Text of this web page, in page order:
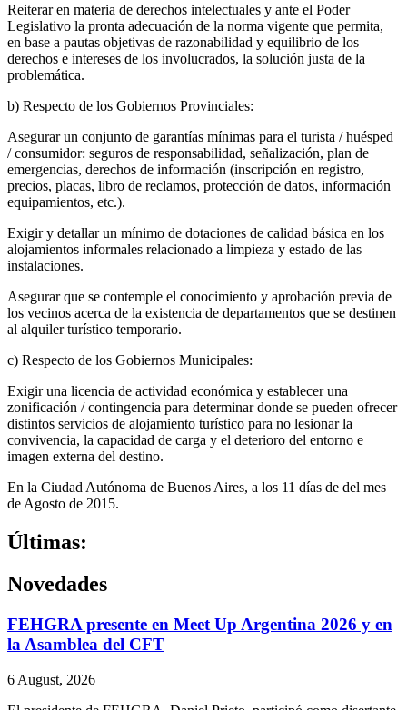
Reiterar en materia de derechos intelectuales y ante el Poder
Legislativo la pronta adecuación de la norma vigente que permita,
en base a pautas objetivas de razonabilidad y equilibrio de los
derechos e intereses de los involucrados, la solución justa de la
problemática.
b) Respecto de los Gobiernos Provinciales:
Asegurar un conjunto de garantías mínimas para el turista / huésped
/ consumidor: seguros de responsabilidad, señalización, plan de
emergencias, derechos de información (inscripción en registro,
precios, placas, libro de reclamos, protección de datos, información
equipamientos, etc.).
Exigir y detallar un mínimo de dotaciones de calidad básica en los
alojamientos informales relacionado a limpieza y estado de las
instalaciones.
Asegurar que se contemple el conocimiento y aprobación previa de
los vecinos acerca de la existencia de departamentos que se destinen
al alquiler turístico temporario.
c) Respecto de los Gobiernos Municipales:
Exigir una licencia de actividad económica y establecer una
zonificación / contingencia para determinar donde se pueden ofrecer
distintos servicios de alojamiento turístico para no lesionar la
convivencia, la capacidad de carga y el deterioro del entorno e
imagen externa del destino.
En la Ciudad Autónoma de Buenos Aires, a los 11 días de del mes
de Agosto de 2015.
Últimas:
Novedades
FEHGRA presente en Meet Up Argentina 2026 y en
la Asamblea del CFT
6 August, 2026